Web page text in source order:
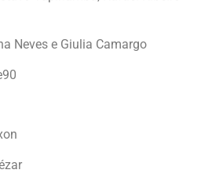
Neves e Giulia Camargo